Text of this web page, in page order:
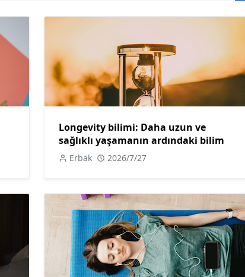
Longevity bilimi: Daha uzun ve
sağlıklı yaşamanın ardındaki bilim
Erbak 2026/7/27